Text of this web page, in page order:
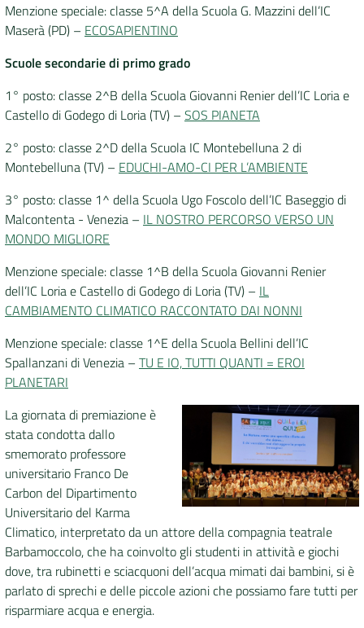
Menzione speciale: classe 5^A della Scuola G. Mazzini dell’IC
Maserà (PD) – ECOSAPIENTINO
Scuole secondarie di primo grado
1° posto: classe 2^B della Scuola Giovanni Renier dell’IC Loria e
Castello di Godego di Loria (TV) – SOS PIANETA
2° posto: classe 2^D della Scuola IC Montebelluna 2 di
Montebelluna (TV) – EDUCHI-AMO-CI PER L’AMBIENTE
3° posto: classe 1^ della Scuola Ugo Foscolo dell’IC Baseggio di
Malcontenta - Venezia – IL NOSTRO PERCORSO VERSO UN
MONDO MIGLIORE
Menzione speciale: classe 1^B della Scuola Giovanni Renier
dell’IC Loria e Castello di Godego di Loria (TV) – IL
CAMBIAMENTO CLIMATICO RACCONTATO DAI NONNI
Menzione speciale: classe 1^E della Scuola Bellini dell’IC
Spallanzani di Venezia – TU E IO, TUTTI QUANTI = EROI
PLANETARI
La giornata di premiazione è
stata condotta dallo
smemorato professore
universitario Franco De
Carbon del Dipartimento
Universitario del Karma
Climatico, interpretato da un attore della compagnia teatrale
Barbamoccolo, che ha coinvolto gli studenti in attività e giochi
dove, tra rubinetti e sciacquoni dell’acqua mimati dai bambini, si è
parlato di sprechi e delle piccole azioni che possiamo fare tutti per
risparmiare acqua e energia.